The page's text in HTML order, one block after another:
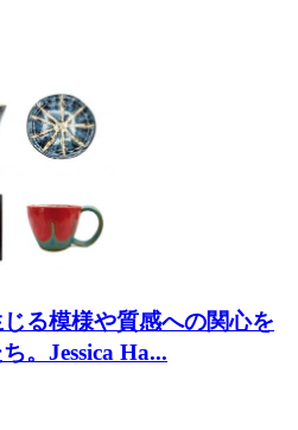
る模様や質感への関心を
。Jessica Ha...